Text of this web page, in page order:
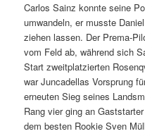
Carlos Sainz konnte seine
umwandeln, er musste
ziehen lassen. Der Prema-
vom Feld ab, während sich
Start zweitplatzierten
war Juncadellas Vorsprung
erneuten Sieg seines
Rang vier ging an
dem besten Rookie Sven